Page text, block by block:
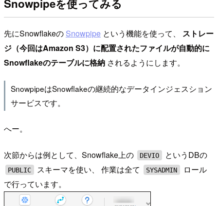
Snowpipeを使ってみる
先にSnowflakeの Snowpipe という機能を使って、 ストレー
ジ（今回はAmazon S3）に配置されたファイルが自動的に
Snowflakeのテーブルに格納 されるようにします。
SnowpipeはSnowflakeの継続的なデータインジェスション
サービスです。
へー。
次節からは例として、Snowflake上の DEVIO というDBの
PUBLIC スキーマを使い、 作業は全て SYSADMIN
ロール
で行っています。